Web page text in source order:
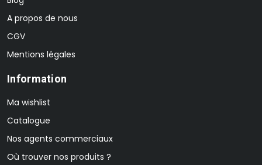
A propos de nous
CGV
Mentions légales
Information
Ma wishlist
Catalogue
Nos agents commerciaux
Où trouver nos produits ?